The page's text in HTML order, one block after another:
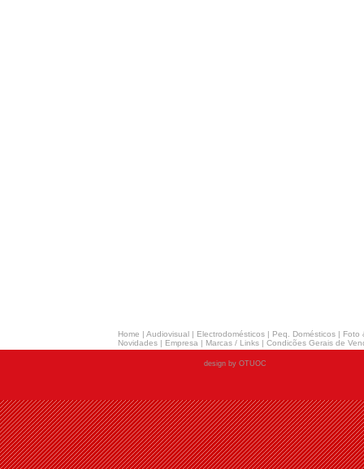
Home | Audiovisual | Electrodomésticos | Peq. Domésticos | Foto
Novidades | Empresa | Marcas / Links | Condicões Gerais de
design by OTUOC